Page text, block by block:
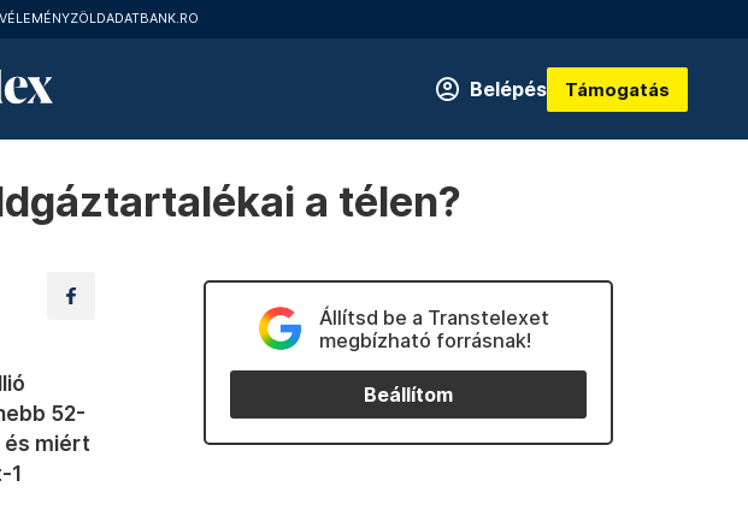
VÉLEMÉNYZÖLDADATBANK.RO
Belépés Támogatás
a télen?
52-
és miért
1
Állítsd be a Transtelexet
megbízható forrásnak!
Beállítom